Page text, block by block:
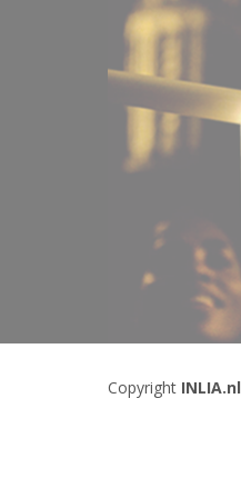
Copyright INLIA.nl